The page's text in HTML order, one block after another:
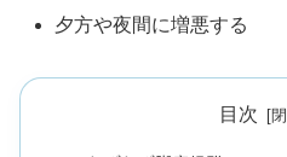
夕方や夜間に増悪する
目次